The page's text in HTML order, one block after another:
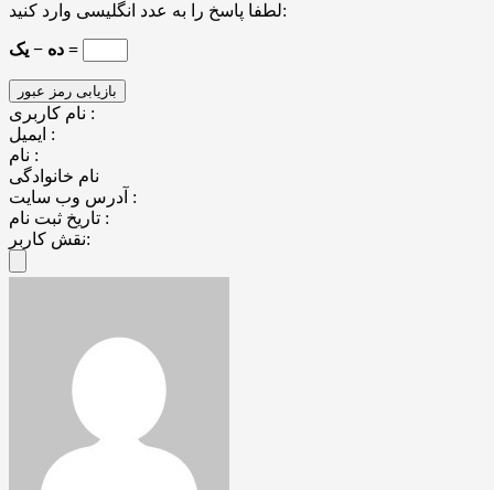
لطفا پاسخ را به عدد انگلیسی وارد کنید:
ده − یک =
نام کاربری :
ایمیل :
نام :
نام خانوادگی
آدرس وب سایت :
تاریخ ثبت نام :
نقش کاربر: